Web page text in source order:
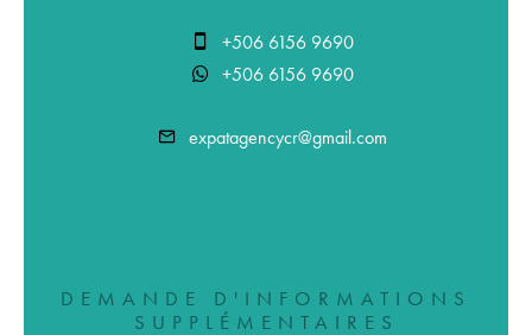
+506 6156 9690
+506 6156 9690
expatagencycr@gmail.com
DEMANDE D'INFORMATIONS
SUPPLÉMENTAIRES